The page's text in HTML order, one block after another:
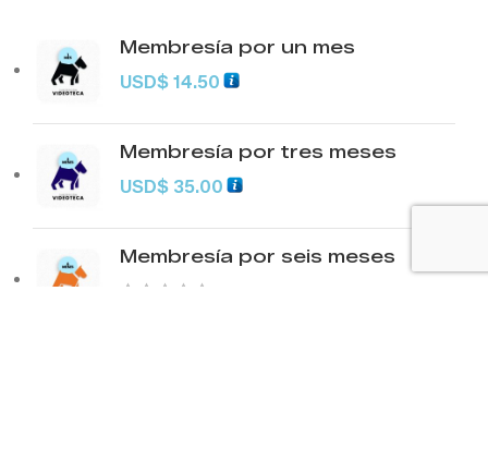
Membresía por un mes
USD$ 14.50
Membresía por tres meses
USD$ 35.00
Membresía por seis meses